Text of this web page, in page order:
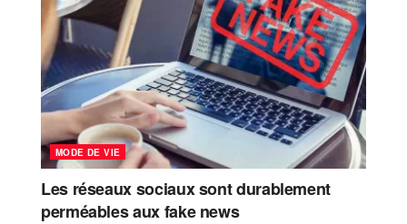
MODE DE VIE
Les réseaux sociaux sont durablement
perméables aux fake news